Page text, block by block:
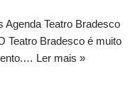
Teatro Bradesco
Teatro Bradesco é muito
Ler mais »